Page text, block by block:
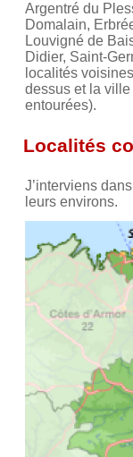
Argentré du
Domalain,
Louvigné de
Didier, Saint-
localités
dessus et la
entourées).
Localités
J’interviens
leurs environs.